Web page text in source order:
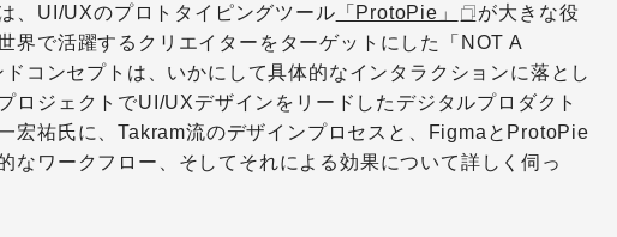
、UI/UXのプロトタイピングツール 「ProtoPie」
が大きな役
界で活躍するクリエイターをターゲットにした「NOT A
コンセプトは、いかにして具体的なインタラクションに落とし
ロジェクトでUI/UXデザインをリードしたデジタルプロダクト
宏祐氏に、Takram流のデザインプロセスと、FigmaとProtoPie
なワークフロー、そしてそれによる効果について詳しく伺っ